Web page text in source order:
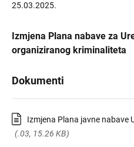
25.03.2025.
Izmjena Plana nabave za
organiziranog kriminaliteta
Dokumenti
Izmjena Plana javne nabave
(.03, 15.26 KB)